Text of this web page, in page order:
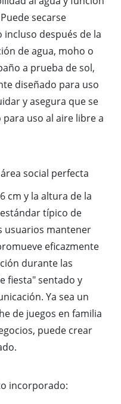
secarse
después de la
de agua, moho o
a prueba de sol,
diseñado para uso
y asegura que se
uso al aire libre a
social perfecta
cm y la altura de la
típico de
usuarios mantener
eficazmente
durante las
fiesta" sentado y
Ya sea un
de juegos en familia
puede crear
incorporado: